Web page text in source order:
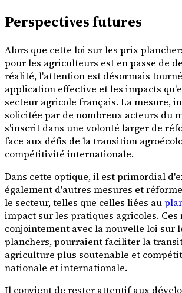
Perspectives futures
Alors que cette loi sur les prix
pour les agriculteurs est en passe de
réalité, l'attention est désormais
application effective et les impacts
secteur agricole français. La mesure,
solicitée par de nombreux acteurs du
s'inscrit dans une volonté larger de
face aux défis de la transition
compétitivité internationale.
Dans cette optique, il est primordial
également d'autres mesures et
le secteur, telles que celles liées au
impact sur les pratiques agricoles. Ces
conjointement avec la nouvelle loi sur
planchers, pourraient faciliter la
agriculture plus soutenable et
nationale et internationale.
Il convient de rester attentif aux